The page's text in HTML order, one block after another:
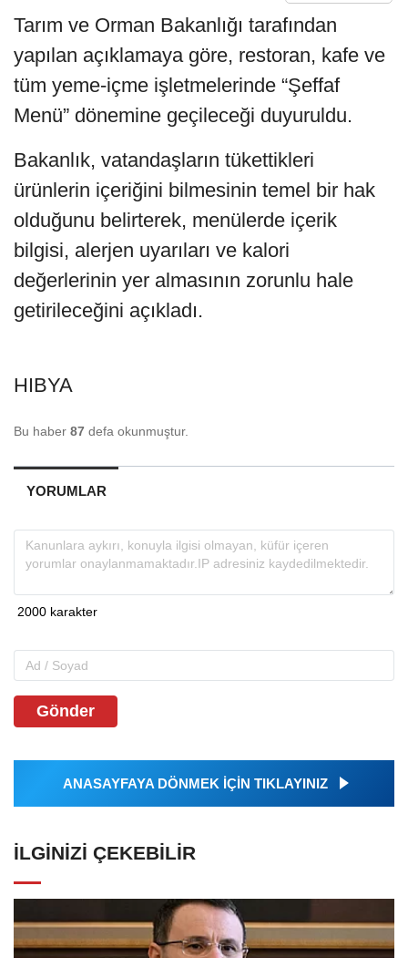
Tarım ve Orman Bakanlığı tarafından
yapılan açıklamaya göre, restoran, kafe ve
tüm yeme-içme işletmelerinde “Şeffaf
Menü” dönemine geçileceği duyuruldu.
Bakanlık, vatandaşların tükettikleri
ürünlerin içeriğini bilmesinin temel bir hak
olduğunu belirterek, menülerde içerik
bilgisi, alerjen uyarıları ve kalori
değerlerinin yer almasının zorunlu hale
getirileceğini açıkladı.
HIBYA
Bu haber 87 defa okunmuştur.
YORUMLAR
Gönder
ANASAYFAYA DÖNMEK İÇİN TIKLAYINIZ
İLGINIZI ÇEKEBILIR